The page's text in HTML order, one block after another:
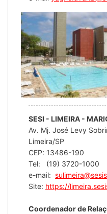
SESI - LIMEIRA -
Av. Mj. José Levy
Limeira/SP
CEP: 13486-190
Tel: (19) 3720-1000
e-mail:
Site: https://
Coordenador de